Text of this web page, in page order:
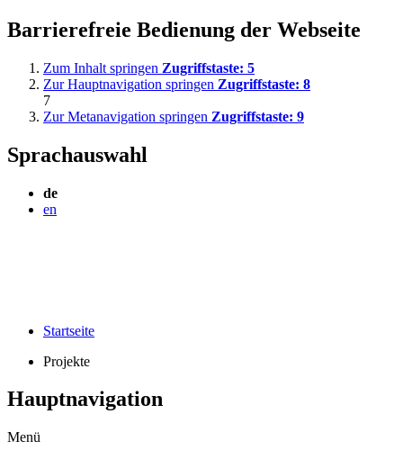
Barrierefreie Bedienung der Webseite
Zum Inhalt springen Zugriffstaste: 5
Zur Hauptnavigation springen Zugriffstaste: 8
7
Zur Metanavigation springen Zugriffstaste: 9
Sprachauswahl
de
en
Startseite
Projekte
Hauptnavigation
Menü